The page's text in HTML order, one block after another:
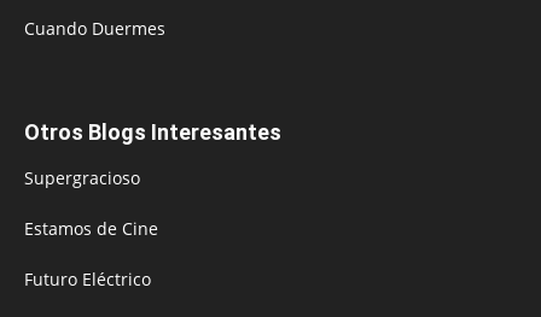
Cuando Duermes
Otros Blogs Interesantes
Supergracioso
Estamos de Cine
Futuro Eléctrico